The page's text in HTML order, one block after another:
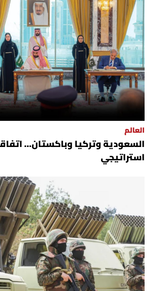
العالم
السعودية وتركيا وباكستان...
استراتيجي